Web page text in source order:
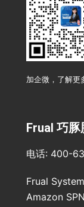
加企微，了解更
Frual 巧豚
电话: 400-
Frual
Amazon